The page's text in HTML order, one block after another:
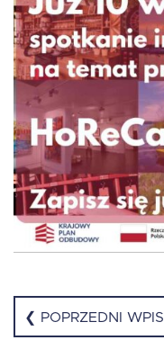
❮ POPRZEDNI WPIS